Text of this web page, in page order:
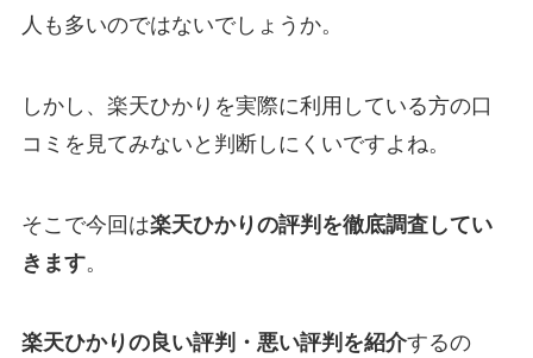
人も多いのではないでしょうか。
しかし、楽天ひかりを実際に利用している方の口
コミを見てみないと判断しにくいですよね。
そこで今回は楽天ひかりの評判を徹底調査してい
きます。
楽天ひかりの良い評判・悪い評判を紹介するの